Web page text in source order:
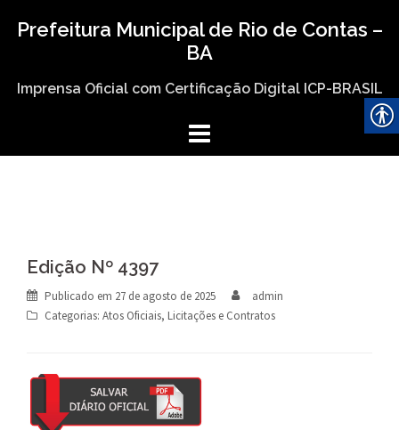
Prefeitura Municipal de Rio de Contas –
BA
Imprensa Oficial com Certificação Digital ICP-BRASIL
Edição Nº 4397
Publicado em 27 de agosto de 2025
admin
Categorias: Atos Oficiais, Licitações e Contratos